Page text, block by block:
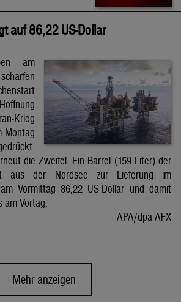
auf 86,22 US-Dollar
am
Krieg
Montag
die Zweifel. Ein Barrel (159 Liter) der
aus der Nordsee zur Lieferung im
Vormittag 86,22 US-Dollar und damit
am Vortag.
APA/dpa-AFX
Mehr anzeigen